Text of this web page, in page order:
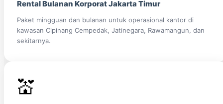
Rental Bulanan Korporat Jakarta Timur
Paket mingguan dan bulanan untuk operasional kantor di
kawasan Cipinang Cempedak, Jatinegara, Rawamangun, dan
sekitarnya.
💒